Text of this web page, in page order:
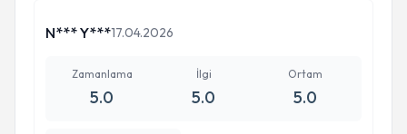
N*** Y***17.04.2026
Zamanlama
5.0
İlgi
5.0
Ortam
5.0